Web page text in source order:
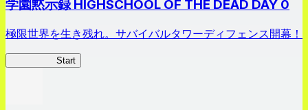
学園黙示録 HIGHSCHOOL OF THE DEAD DAY 0
極限世界を生き残れ。サバイバルタワーディフェンス開幕！
Start